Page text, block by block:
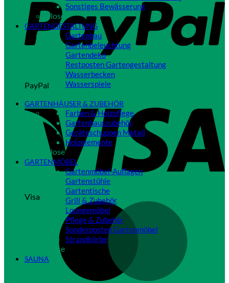
PayPal
Visa
Sonstiges Bewässerung
Close
GARTENGESTALTUNG
Gartenbau
Gartenbeleuchtung
Gartendeko
Restposten Gartengestaltung
Wasserbecken
Wasserspiele
GARTENHÄUSER & ZUBEHÖR
Farben & Holzpflege
Gartenhauszubehör
Geräteschuppen Metall
Holzelemente
Close
GARTENMÖBEL
Gartenmöbel-Auflagen
Gartenstühle
Gartentische
Grill & Zubehör
Loungemöbel
Pflege & Zubehör
Sonderposten Gartenmöbel
Strandkörbe
Close
SAUNA